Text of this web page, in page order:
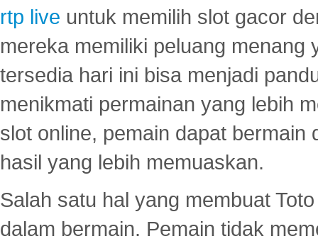
rtp live untuk memilih slot gacor
mereka memiliki peluang menang
tersedia hari ini bisa menjadi
menikmati permainan yang lebih
slot online, pemain dapat
hasil yang lebih memuaskan.
Salah satu hal yang membuat
dalam bermain. Pemain tidak